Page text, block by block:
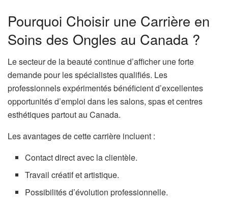
Pourquoi Choisir une Carrière en
Soins des Ongles au Canada ?
Le secteur de la beauté continue d’afficher une forte
demande pour les spécialistes qualifiés. Les
professionnels expérimentés bénéficient d’excellentes
opportunités d’emploi dans les salons, spas et centres
esthétiques partout au Canada.
Les avantages de cette carrière incluent :
Contact direct avec la clientèle.
Travail créatif et artistique.
Possibilités d’évolution professionnelle.